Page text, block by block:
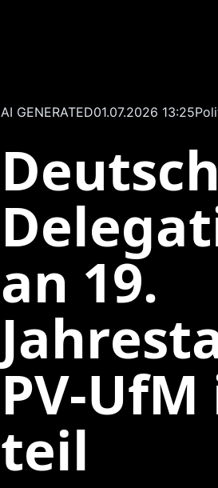
AI GENERATED01.07.2026 13:25
an 19.
PV-
teil